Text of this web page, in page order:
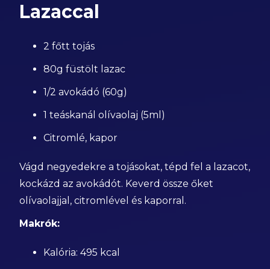
Lazaccal
2 főtt tojás
80g füstölt lazac
1/2 avokádó (60g)
1 teáskanál olívaolaj (5ml)
Citromlé, kapor
Vágd negyedekre a tojásokat, tépd fel a lazacot,
kockázd az avokádót. Keverd össze őket
olívaolajjal, citromlével és kaporral.
Makrók:
Kalória: 495 kcal